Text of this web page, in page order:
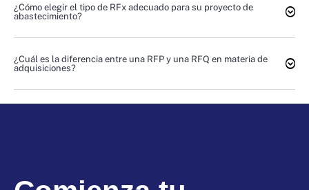
¿Cómo elegir el tipo de RFx adecuado para su proyecto de
abastecimiento?
¿Cuál es la diferencia entre una RFP y una RFQ en materia de
adquisiciones?